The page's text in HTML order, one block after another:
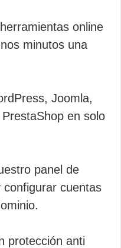
online
minutos una
Joomla,
en solo
panel de
cuentas
protección anti